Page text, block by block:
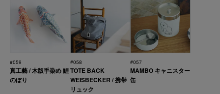
#059
真工藝 / 木版手染め 鯉
のぼり
#058
TOTE BACK
WEISBECKER / 携帯
リュック
#057
MAMBO キャニスター
缶